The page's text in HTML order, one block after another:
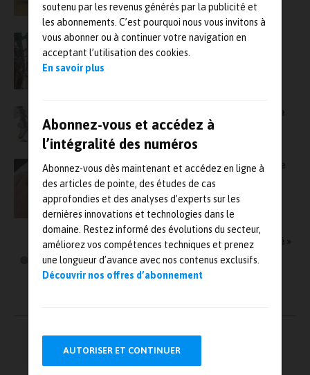
soutenu par les revenus générés par la publicité et
les abonnements. C’est pourquoi nous vous invitons à
vous abonner ou à continuer votre navigation en
acceptant l’utilisation des cookies.
En savoir plus
Abonnez-vous et accédez à
l’intégralité des numéros
Abonnez-vous dès maintenant et accédez en ligne à
des articles de pointe, des études de cas
approfondies et des analyses d’experts sur les
dernières innovations et technologies dans le
domaine. Restez informé des évolutions du secteur,
améliorez vos compétences techniques et prenez
une longueur d’avance avec nos contenus exclusifs.
Découvrir nos offres d’abonnement
AUTORISER ET CONTINUER
Optimisation NVH : l’expertise de Metravib
Engineering au service de Renault
6Napse lance des tests de raideur dynamique
sur boucle de climatisation automobile
Sécurité routière : vers une fiabilité renforcée
des méthodes d’essais des éthylotests
One-Too étend sa gamme « Serrage contrôlé »
pour répondre aux besoins croissants en
sécurité et traçabilité
publications
← 1 2